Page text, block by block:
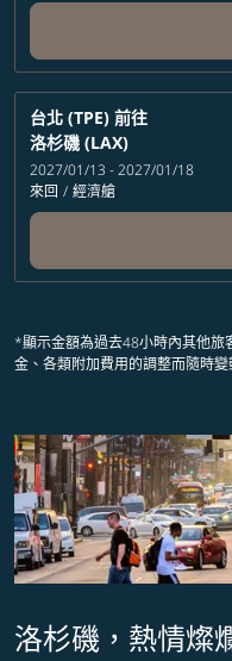
台北 (TPE) 前往
洛杉磯 (LAX)
2027/01/13 - 2027/01/18
來回 / 經濟艙
*顯示金額為過去48小時內其他旅
金、各類附加費用的調整而隨時變
洛杉磯，熱情燦